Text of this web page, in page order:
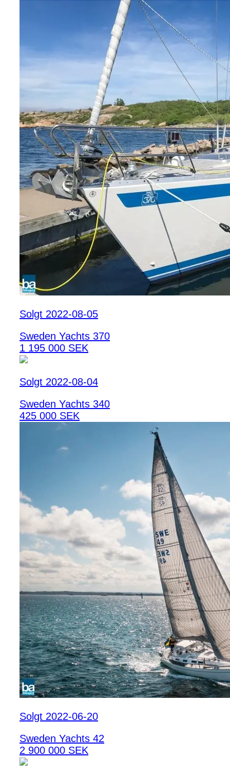
Solgt 2022-08-05
Sweden Yachts 370
1 195 000 SEK
Solgt 2022-08-04
Sweden Yachts 340
425 000 SEK
Solgt 2022-06-20
Sweden Yachts 42
2 900 000 SEK